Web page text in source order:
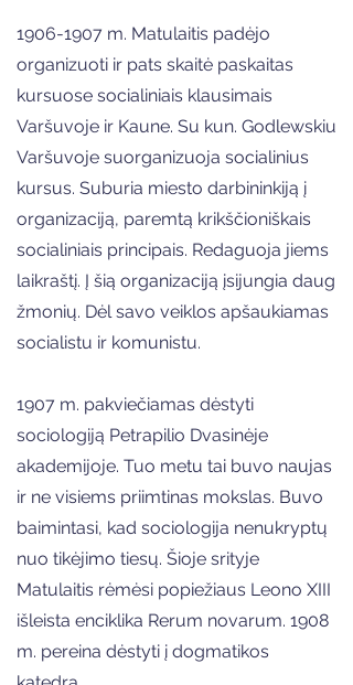
1906-1907 m. Matulaitis padėjo
organizuoti ir pats skaitė paskaitas
kursuose socialiniais klausimais
Varšuvoje ir Kaune. Su kun. Godlewskiu
Varšuvoje suorganizuoja socialinius
kursus. Suburia miesto darbininkiją į
organizaciją, paremtą krikščioniškais
socialiniais principais. Redaguoja jiems
laikraštį. Į šią organizaciją įsijungia daug
žmonių. Dėl savo veiklos apšaukiamas
socialistu ir komunistu.
1907 m. pakviečiamas dėstyti
sociologiją Petrapilio Dvasinėje
akademijoje. Tuo metu tai buvo naujas
ir ne visiems priimtinas mokslas. Buvo
baimintasi, kad sociologija nenukryptų
nuo tikėjimo tiesų. Šioje srityje
Matulaitis rėmėsi popiežiaus Leono XIII
išleista enciklika Rerum novarum. 1908
m. pereina dėstyti į dogmatikos